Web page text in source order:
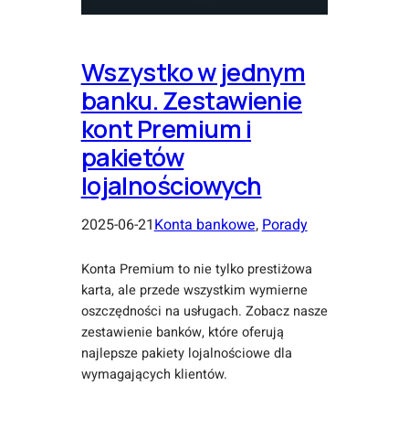
Wszystko w jednym
banku. Zestawienie
kont Premium i
pakietów
lojalnościowych
2025-06-21Konta bankowe, Porady
Konta Premium to nie tylko prestiżowa
karta, ale przede wszystkim wymierne
oszczędności na usługach. Zobacz nasze
zestawienie banków, które oferują
najlepsze pakiety lojalnościowe dla
wymagających klientów.